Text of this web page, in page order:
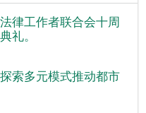
律工作者联合会十周
礼。
索多元模式推动都市